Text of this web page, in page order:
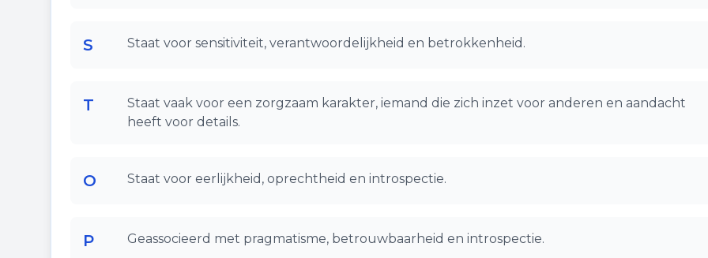
S Staat voor sensitiviteit, verantwoordelijkheid en betrokkenheid.
T
Staat vaak voor een zorgzaam karakter, iemand die zich inzet voor anderen en aandacht
heeft voor details.
O Staat voor eerlijkheid, oprechtheid en introspectie.
P Geassocieerd met pragmatisme, betrouwbaarheid en introspectie.